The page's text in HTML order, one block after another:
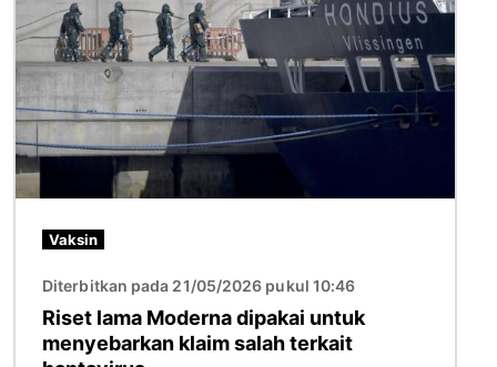
Vaksin
Diterbitkan pada 21/05/2026 pukul 10:46
Riset lama Moderna dipakai untuk
menyebarkan klaim salah terkait